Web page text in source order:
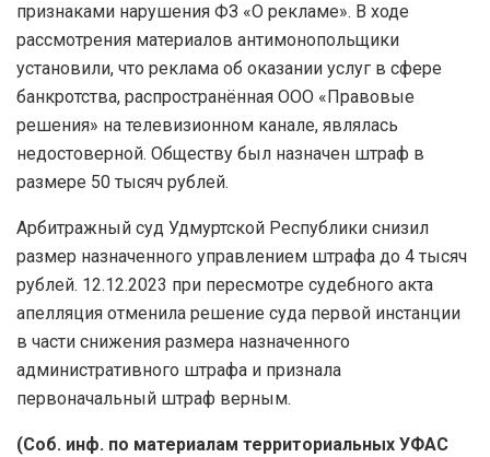
признаками нарушения ФЗ «О рекламе». В ходе
рассмотрения материалов антимонопольщики
установили, что реклама об оказании услуг в сфере
банкротства, распространённая ООО «Правовые
решения» на телевизионном канале, являлась
недостоверной. Обществу был назначен штраф в
размере 50 тысяч рублей.
Арбитражный суд Удмуртской Республики снизил
размер назначенного управлением штрафа до 4 тысяч
рублей. 12.12.2023 при пересмотре судебного акта
апелляция отменила решение суда первой инстанции
в части снижения размера назначенного
административного штрафа и признала
первоначальный штраф верным.
(Соб. инф. по материалам территориальных УФАС